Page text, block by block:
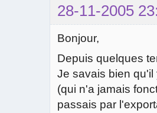
28-11-2005
Bonjour,
Depuis quelques
Je savais bien
(qui n'a jamais
passais par